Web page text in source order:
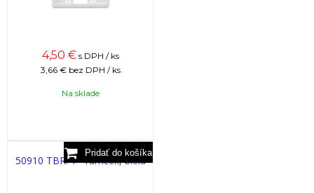
4,50 € s DPH / ks
3,66 € bez DPH / ks
Na sklade
50910 TBR: 1 - rámček, biela